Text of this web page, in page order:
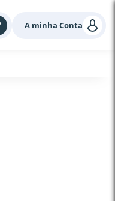
A minha Conta